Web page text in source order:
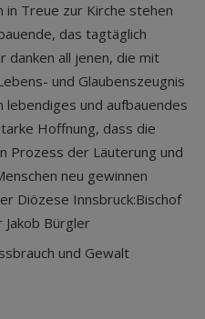
in Treue zur Kirche stehen
das tagtäglich
danken all jenen, die mit
und Glaubenszeugnis
lebendiges und aufbauendes
Hoffnung, dass die
Prozess der Läuterung und
neu gewinnen
Diözese Innsbruck:Bischof
Jakob Bürgler
und Gewalt